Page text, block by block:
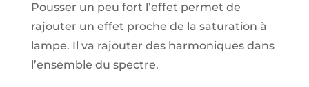
Pousser un peu fort l’effet permet de
rajouter un effet proche de la saturation à
lampe. Il va rajouter des harmoniques dans
l’ensemble du spectre.